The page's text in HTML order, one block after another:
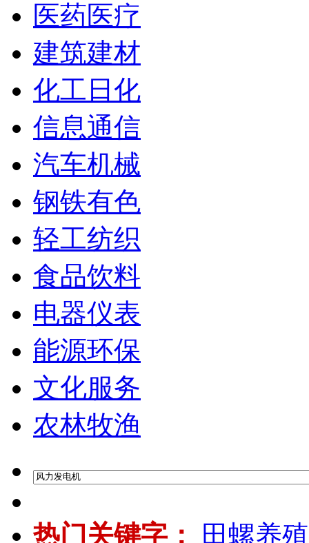
医药医疗
建筑建材
化工日化
信息通信
汽车机械
钢铁有色
轻工纺织
食品饮料
电器仪表
能源环保
文化服务
农林牧渔
热门关键字： 田螺养殖